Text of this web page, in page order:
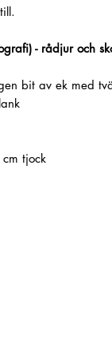
- rådjur och
bit av ek med
tjock